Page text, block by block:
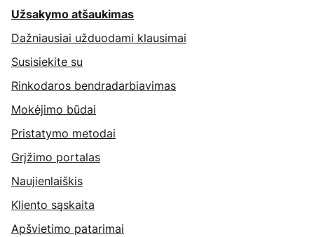
Užsakymo atšaukimas
Dažniausiai užduodami klausimai
Susisiekite su
Rinkodaros bendradarbiavimas
Mokėjimo būdai
Pristatymo metodai
Grįžimo portalas
Naujienlaiškis
Kliento sąskaita
Apšvietimo patarimai